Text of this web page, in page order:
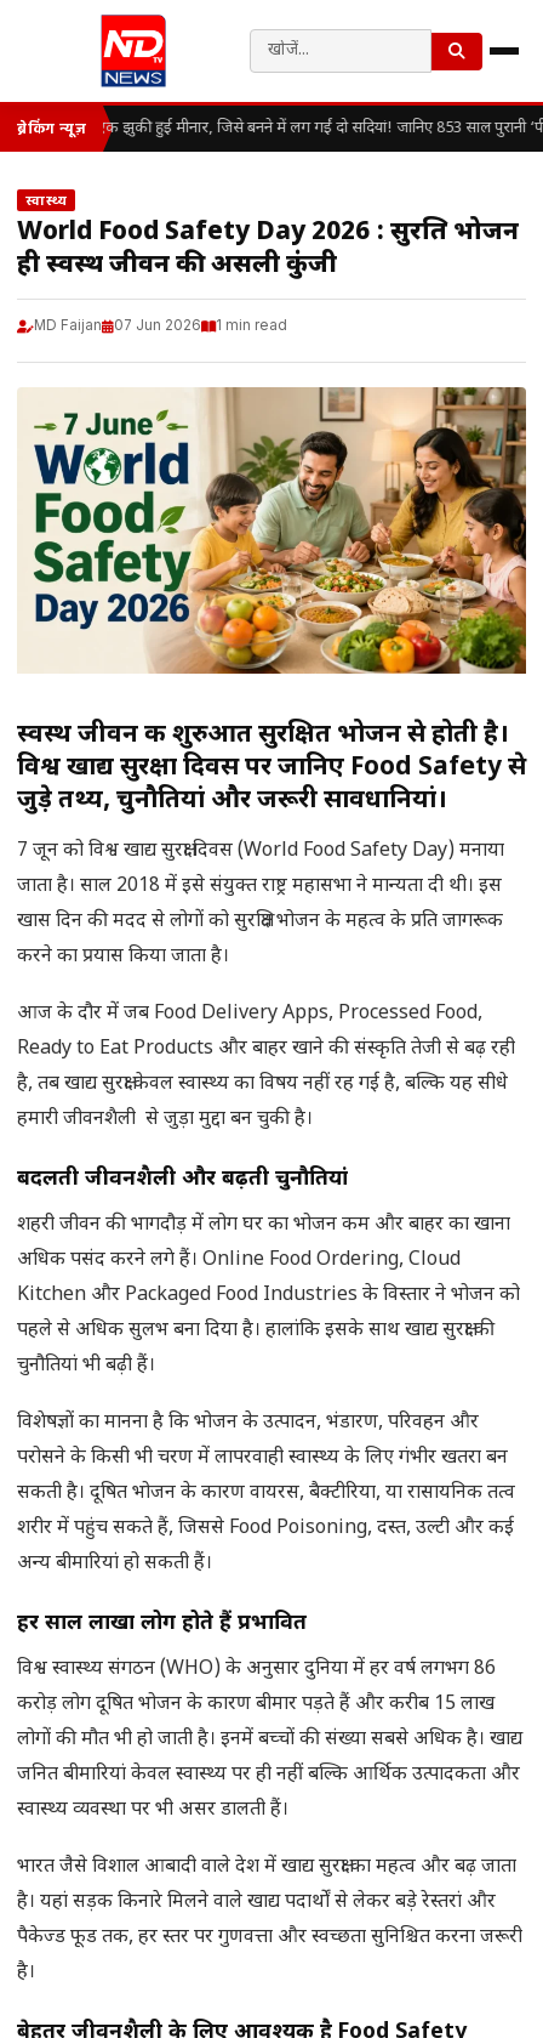
ब्रेकिंग न्यूज़ एक झुकी हुई मीनार, जिसे बनने में लग गईं दो सदियां! जानिए 853 साल पुरानी
स्वास्थ्य
World Food Safety Day 2026 : सुरक्षित भोजन
ही स्वस्थ जीवन की असली कुंजी
MD Faijan 07 Jun 2026 1 min read
स्वस्थ जीवन की शुरुआत सुरक्षित भोजन से होती है।
विश्व खाद्य सुरक्षा दिवस पर जानिए Food Safety से
जुड़े तथ्य, चुनौतियां और जरूरी सावधानियां।
7 जून को विश्व खाद्य सुरक्षा दिवस (World Food Safety Day) मनाया
जाता है। साल 2018 में इसे संयुक्त राष्ट्र महासभा ने मान्यता दी थी। इस
खास दिन की मदद से लोगों को सुरक्षित भोजन के महत्व के प्रति जागरूक
करने का प्रयास किया जाता है।
आज के दौर में जब Food Delivery Apps, Processed Food,
Ready to Eat Products और बाहर खाने की संस्कृति तेजी से बढ़ रही
है, तब खाद्य सुरक्षा केवल स्वास्थ्य का विषय नहीं रह गई है, बल्कि यह सीधे
हमारी जीवनशैली से जुड़ा मुद्दा बन चुकी है।
बदलती जीवनशैली और बढ़ती चुनौतियां
शहरी जीवन की भागदौड़ में लोग घर का भोजन कम और बाहर का खाना
अधिक पसंद करने लगे हैं। Online Food Ordering, Cloud
Kitchen और Packaged Food Industries के विस्तार ने भोजन को
पहले से अधिक सुलभ बना दिया है। हालांकि इसके साथ खाद्य सुरक्षा की
चुनौतियां भी बढ़ी हैं।
विशेषज्ञों का मानना है कि भोजन के उत्पादन, भंडारण, परिवहन और
परोसने के किसी भी चरण में लापरवाही स्वास्थ्य के लिए गंभीर खतरा बन
सकती है। दूषित भोजन के कारण वायरस, बैक्टीरिया, या रासायनिक तत्व
शरीर में पहुंच सकते हैं, जिससे Food Poisoning, दस्त, उल्टी और कई
अन्य बीमारियां हो सकती हैं।
हर साल लाखों लोग होते हैं प्रभावित
विश्व स्वास्थ्य संगठन (WHO) के अनुसार दुनिया में हर वर्ष लगभग 86
करोड़ लोग दूषित भोजन के कारण बीमार पड़ते हैं और करीब 15 लाख
लोगों की मौत भी हो जाती है। इनमें बच्चों की संख्या सबसे अधिक है। खाद्य
जनित बीमारियां केवल स्वास्थ्य पर ही नहीं बल्कि आर्थिक उत्पादकता और
स्वास्थ्य व्यवस्था पर भी असर डालती हैं।
भारत जैसे विशाल आबादी वाले देश में खाद्य सुरक्षा का महत्व और बढ़ जाता
है। यहां सड़क किनारे मिलने वाले खाद्य पदार्थों से लेकर बड़े रेस्तरां और
पैकेज्ड फूड तक, हर स्तर पर गुणवत्ता और स्वच्छता सुनिश्चित करना जरूरी
है।